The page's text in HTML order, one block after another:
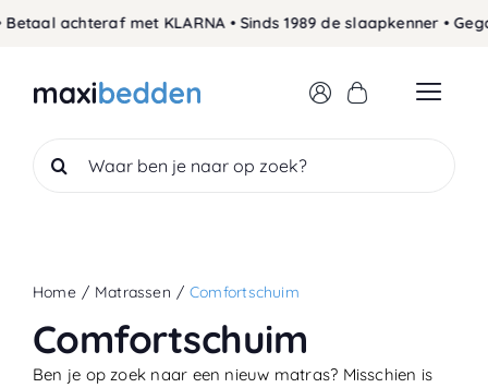
achteraf met KLARNA • Sinds 1989 de slaapkenner •
Search
for:
Home Matrassen Comfortschuim
Comfortschuim
Ben je op zoek naar een nieuw matras? Misschien is